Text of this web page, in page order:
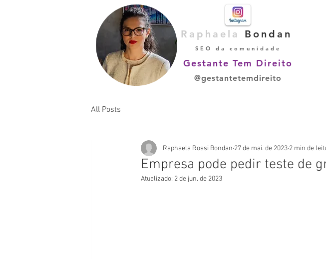
Raphaela Bondan
SEO da comunidade
Gestante Tem Direito
@gestantetemdireito
All Posts
Empresa pode pedir teste de
Raphaela Rossi Bondan 27 de mai. de 2023 2 min de
Atualizado: 2 de jun. de 2023